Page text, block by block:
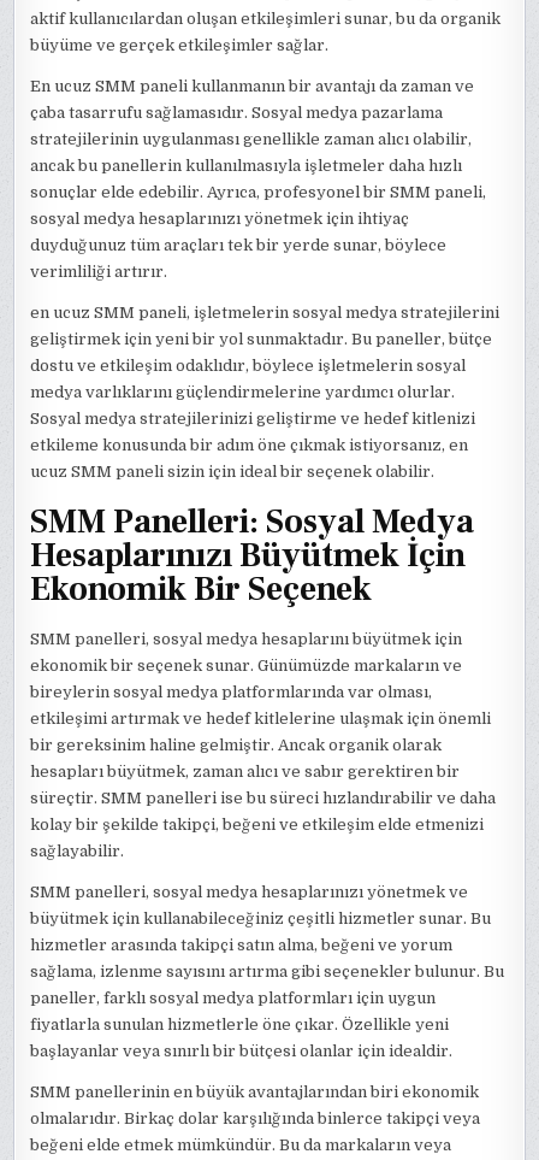
aktif kullanıcılardan oluşan etkileşimleri sunar, bu da organik
büyüme ve gerçek etkileşimler sağlar.
En ucuz SMM paneli kullanmanın bir avantajı da zaman ve
çaba tasarrufu sağlamasıdır. Sosyal medya pazarlama
stratejilerinin uygulanması genellikle zaman alıcı olabilir,
ancak bu panellerin kullanılmasıyla işletmeler daha hızlı
sonuçlar elde edebilir. Ayrıca, profesyonel bir SMM paneli,
sosyal medya hesaplarınızı yönetmek için ihtiyaç
duyduğunuz tüm araçları tek bir yerde sunar, böylece
verimliliği artırır.
en ucuz SMM paneli, işletmelerin sosyal medya stratejilerini
geliştirmek için yeni bir yol sunmaktadır. Bu paneller, bütçe
dostu ve etkileşim odaklıdır, böylece işletmelerin sosyal
medya varlıklarını güçlendirmelerine yardımcı olurlar.
Sosyal medya stratejilerinizi geliştirme ve hedef kitlenizi
etkileme konusunda bir adım öne çıkmak istiyorsanız, en
ucuz SMM paneli sizin için ideal bir seçenek olabilir.
SMM Panelleri: Sosyal Medya
Hesaplarınızı Büyütmek İçin
Ekonomik Bir Seçenek
SMM panelleri, sosyal medya hesaplarını büyütmek için
ekonomik bir seçenek sunar. Günümüzde markaların ve
bireylerin sosyal medya platformlarında var olması,
etkileşimi artırmak ve hedef kitlelerine ulaşmak için önemli
bir gereksinim haline gelmiştir. Ancak organik olarak
hesapları büyütmek, zaman alıcı ve sabır gerektiren bir
süreçtir. SMM panelleri ise bu süreci hızlandırabilir ve daha
kolay bir şekilde takipçi, beğeni ve etkileşim elde etmenizi
sağlayabilir.
SMM panelleri, sosyal medya hesaplarınızı yönetmek ve
büyütmek için kullanabileceğiniz çeşitli hizmetler sunar. Bu
hizmetler arasında takipçi satın alma, beğeni ve yorum
sağlama, izlenme sayısını artırma gibi seçenekler bulunur. Bu
paneller, farklı sosyal medya platformları için uygun
fiyatlarla sunulan hizmetlerle öne çıkar. Özellikle yeni
başlayanlar veya sınırlı bir bütçesi olanlar için idealdir.
SMM panellerinin en büyük avantajlarından biri ekonomik
olmalarıdır. Birkaç dolar karşılığında binlerce takipçi veya
beğeni elde etmek mümkündür. Bu da markaların veya